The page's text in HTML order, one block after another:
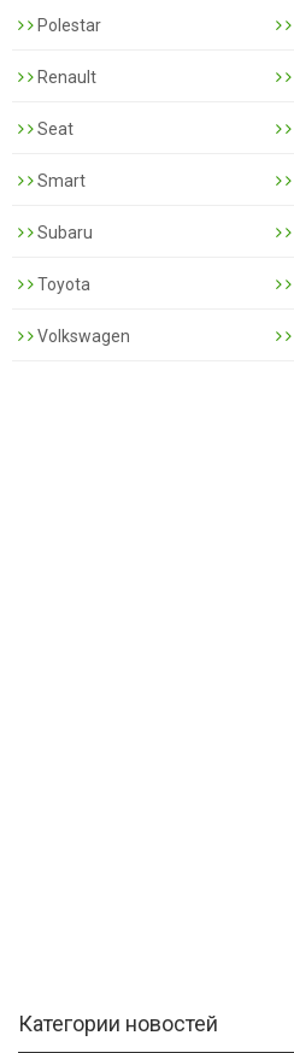
Polestar
Renault
Seat
Smart
Subaru
Toyota
Volkswagen
Категории новостей